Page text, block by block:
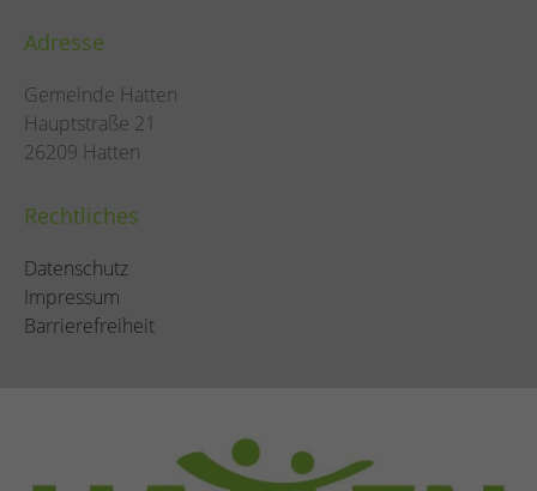
Adresse
Gemeinde Hatten
Hauptstraße 21
26209 Hatten
Rechtliches
Datenschutz
Impressum
Barrierefreiheit